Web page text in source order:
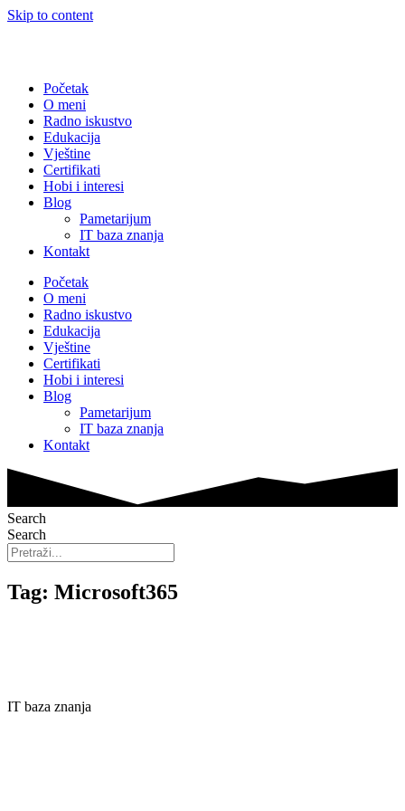
Skip to content
Početak
O meni
Radno iskustvo
Edukacija
Vještine
Certifikati
Hobi i interesi
Blog
Pametarijum
IT baza znanja
Kontakt
Početak
O meni
Radno iskustvo
Edukacija
Vještine
Certifikati
Hobi i interesi
Blog
Pametarijum
IT baza znanja
Kontakt
Search
Search
Tag: Microsoft365
IT baza znanja